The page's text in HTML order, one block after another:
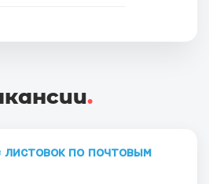
.
листовок по почтовым